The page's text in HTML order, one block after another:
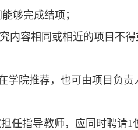
够完成结项；
内容相同或相近的项目不得
院推荐，也可由项目负
任指导教师，应同时聘请